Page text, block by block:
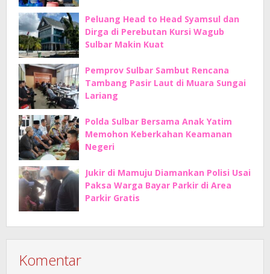
Peluang Head to Head Syamsul dan
Dirga di Perebutan Kursi Wagub
Sulbar Makin Kuat
Pemprov Sulbar Sambut Rencana
Tambang Pasir Laut di Muara Sungai
Lariang
Polda Sulbar Bersama Anak Yatim
Memohon Keberkahan Keamanan
Negeri
Jukir di Mamuju Diamankan Polisi Usai
Paksa Warga Bayar Parkir di Area
Parkir Gratis
Komentar